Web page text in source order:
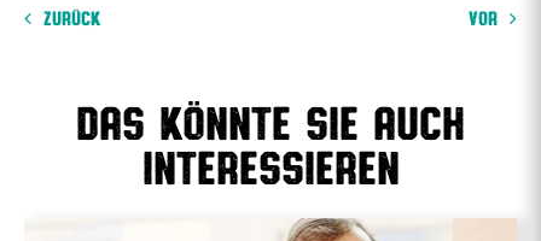
ZURÜCK VOR
Das könnte sie auch
interessieren